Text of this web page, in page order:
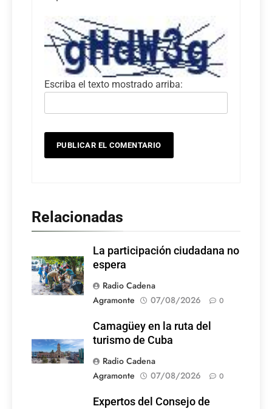
Escriba el texto mostrado arriba:
Relacionadas
La participación ciudadana no
espera
Radio Cadena
Agramonte
07/08/2026 0
Camagüey en la ruta del
turismo de Cuba
Radio Cadena
Agramonte
07/08/2026 0
Expertos del Consejo de